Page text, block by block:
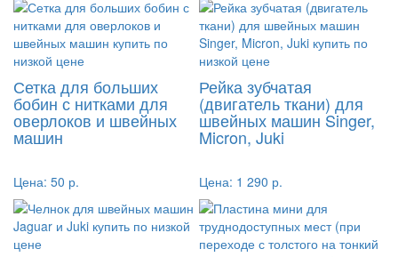
Сетка для больших
бобин с нитками для
оверлоков и швейных
машин
Цена: 50 р.
Рейка зубчатая
(двигатель ткани) для
швейных машин Singer,
Micron, Juki
Цена: 1 290 р.